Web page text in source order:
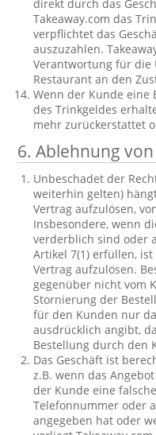
direkt durch das
Takeaway.com das
verpflichtet das
auszuzahlen.
Verantwortung für die
Restaurant an den
Wenn der Kunde eine
des Trinkgeldes
mehr zurückerstattet
6. Ablehnung
Unbeschadet der
weiterhin gelten)
Vertrag aufzulösen,
Insbesondere, wenn
verderblich sind oder
Artikel 7(1) erfüllen,
Vertrag aufzulösen.
gegenüber nicht vom
Stornierung der
für den Kunden nur
ausdrücklich angibt,
Bestellung durch den
Das Geschäft ist
z.B. wenn das
der Kunde eine
Telefonnummer oder
angegeben hat oder